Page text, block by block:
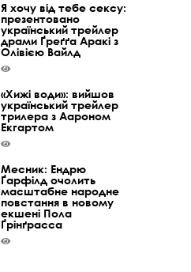
Я хочу від тебе сексу:
презентовано
український трейлер
драми Ґреґґа Аракі з
Олівією Вайлд
«Хижі води»: вийшов
український трейлер
трилера з Аароном
Екгартом
Месник: Ендрю
Ґарфілд очолить
масштабне народне
повстання в новому
екшені Пола
Ґрінґрасса